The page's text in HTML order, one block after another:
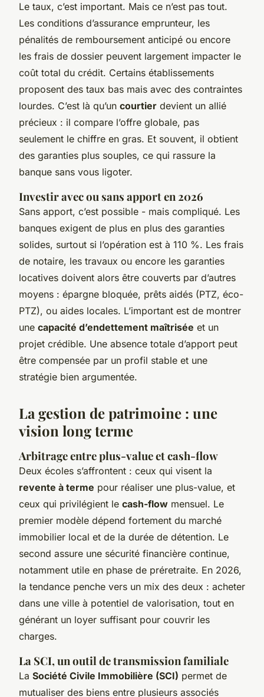
Le taux, c’est important. Mais ce n’est pas tout.
Les conditions d’assurance emprunteur, les
pénalités de remboursement anticipé ou encore
les frais de dossier peuvent largement impacter le
coût total du crédit. Certains établissements
proposent des taux bas mais avec des contraintes
lourdes. C’est là qu’un courtier devient un allié
précieux : il compare l’offre globale, pas
seulement le chiffre en gras. Et souvent, il obtient
des garanties plus souples, ce qui rassure la
banque sans vous ligoter.
Investir avec ou sans apport en 2026
Sans apport, c’est possible - mais compliqué. Les
banques exigent de plus en plus des garanties
solides, surtout si l’opération est à 110 %. Les frais
de notaire, les travaux ou encore les garanties
locatives doivent alors être couverts par d’autres
moyens : épargne bloquée, prêts aidés (PTZ, éco-
PTZ), ou aides locales. L’important est de montrer
une capacité d’endettement maîtrisée et un
projet crédible. Une absence totale d’apport peut
être compensée par un profil stable et une
stratégie bien argumentée.
La gestion de patrimoine : une
vision long terme
Arbitrage entre plus-value et cash-flow
Deux écoles s’affrontent : ceux qui visent la
revente à terme pour réaliser une plus-value, et
ceux qui privilégient le cash-flow mensuel. Le
premier modèle dépend fortement du marché
immobilier local et de la durée de détention. Le
second assure une sécurité financière continue,
notamment utile en phase de préretraite. En 2026,
la tendance penche vers un mix des deux : acheter
dans une ville à potentiel de valorisation, tout en
générant un loyer suffisant pour couvrir les
charges.
La SCI, un outil de transmission familiale
La Société Civile Immobilière (SCI) permet de
mutualiser des biens entre plusieurs associés